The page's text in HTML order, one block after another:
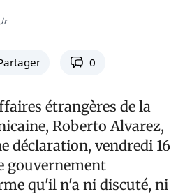
0
étrangères de la
Roberto Alvarez,
déclaration, vendredi 16
gouvernement
qu'il n'a ni discuté, ni